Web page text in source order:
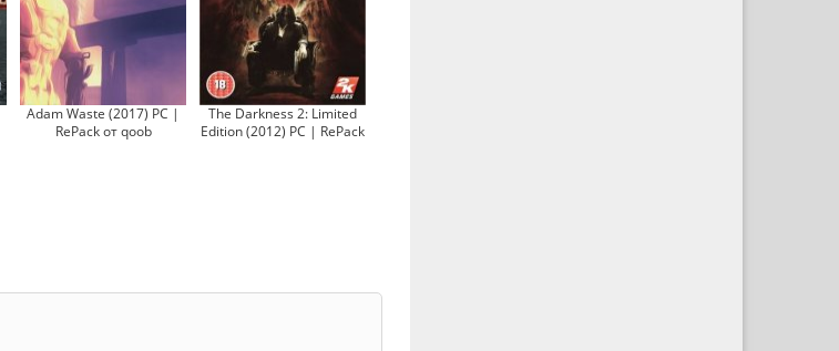
Adam Waste (2017) PC |
RePack от qoob
The Darkness 2: Limited
Edition (2012) PC | RePack